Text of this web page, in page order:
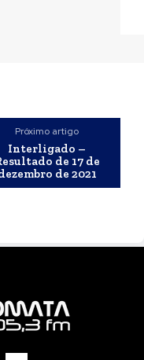
Próximo artigo
Interligado –
de 17 de
de 2021